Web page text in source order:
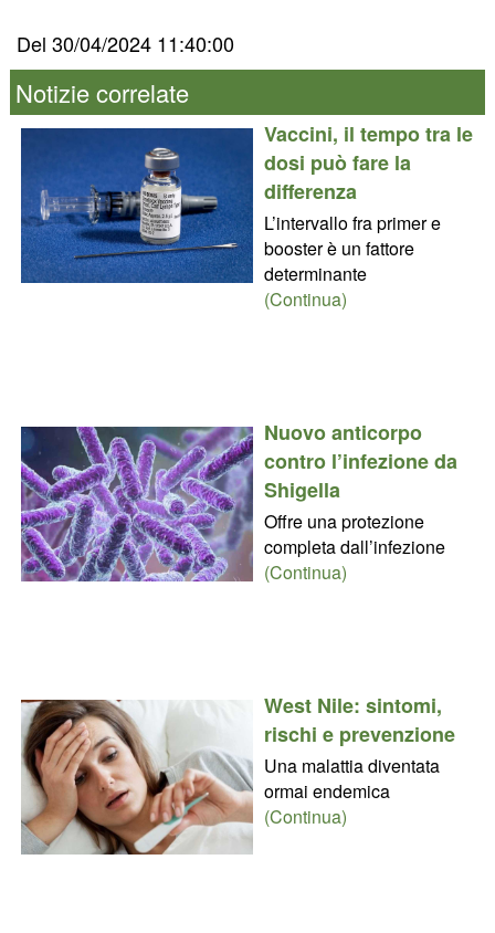
Del 30/04/2024 11:40:00
Notizie correlate
Vaccini, il tempo tra le
dosi può fare la
differenza
L’intervallo fra primer e
booster è un fattore
determinante
(Continua)
Nuovo anticorpo
contro l’infezione da
Shigella
Offre una protezione
completa dall’infezione
(Continua)
West Nile: sintomi,
rischi e prevenzione
Una malattia diventata
ormai endemica
(Continua)